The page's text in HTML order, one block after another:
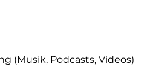
(Musik, Podcasts, Videos)